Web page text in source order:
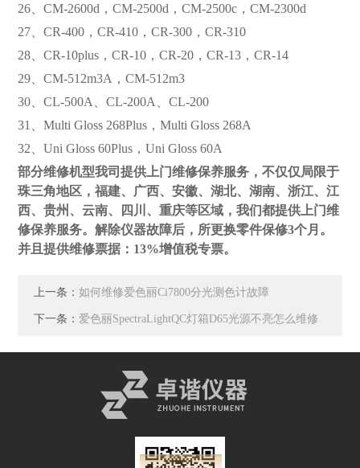
26、CM-2600d，CM-2500d，CM-2500c，CM-2300d
27、CR-400，CR-410，CR-300，CR-310
28、CR-10plus，CR-10，CR-20，CR-13，CR-14
29、CM-512m3A，CM-512m3
30、CL-500A、CL-200A、CL-200
31、Multi Gloss 268Plus，Multi Gloss 268A
32、Uni Gloss 60Plus，Uni Gloss 60A
部分维修机型我司提供上门维修保养服务，不仅仅局限于
珠三角地区，福建、广西、安徽、湖北、湖南、浙江、江
西、贵州、云南、四川、重庆等区域，我们都提供上门维
修保养服务。解除仪器故障后，所更换零件保修3个月。
并且提供维修票据：13%增值税专票。
上一条：如何维修爱色丽Ci7800分光测色计故障
下一条： 爱色丽SpectraLightQC灯箱D65光源不亮怎么维修